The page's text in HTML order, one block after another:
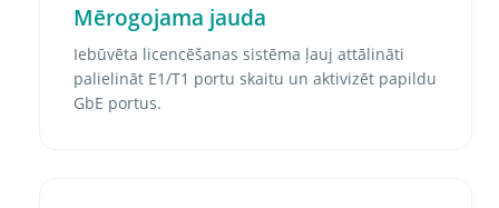
Mērogojama jauda
Iebūvēta licencēšanas sistēma ļauj attālināti
palielināt E1/T1 portu skaitu un aktivizēt papildu
GbE portus.